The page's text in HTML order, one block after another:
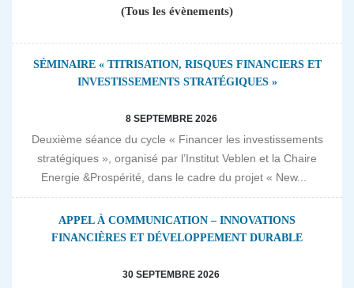
(Tous les évènements)
SÉMINAIRE « TITRISATION, RISQUES FINANCIERS ET
INVESTISSEMENTS STRATÉGIQUES »
8 SEPTEMBRE 2026
Deuxième séance du cycle « Financer les investissements
stratégiques », organisé par l’Institut Veblen et la Chaire
Energie &Prospérité, dans le cadre du projet « New...
APPEL À COMMUNICATION – INNOVATIONS
FINANCIÈRES ET DÉVELOPPEMENT DURABLE
30 SEPTEMBRE 2026